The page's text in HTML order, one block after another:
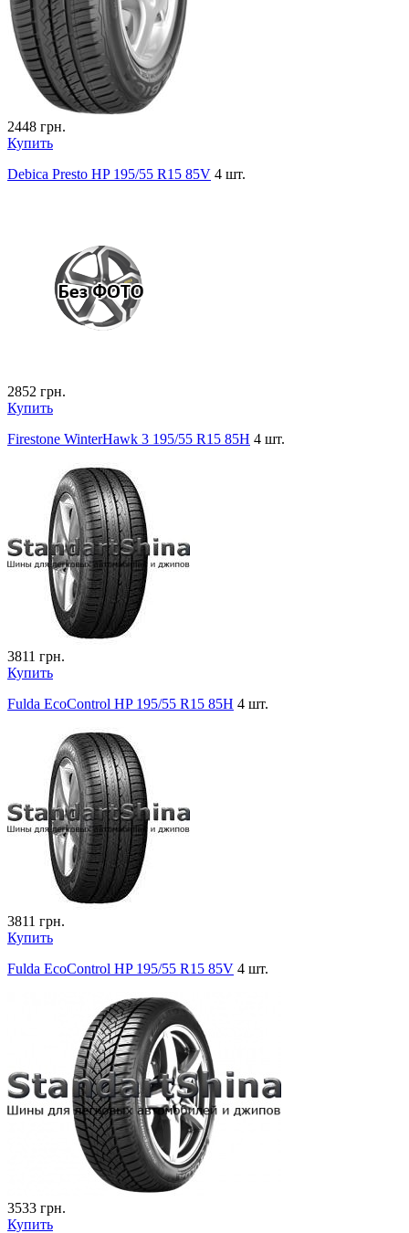
2448 грн.
Купить
Debica Presto HP 195/55 R15 85V 4 шт.
2852 грн.
Купить
Firestone WinterHawk 3 195/55 R15 85H 4 шт.
3811 грн.
Купить
Fulda EcoControl HP 195/55 R15 85H 4 шт.
3811 грн.
Купить
Fulda EcoControl HP 195/55 R15 85V 4 шт.
3533 грн.
Купить